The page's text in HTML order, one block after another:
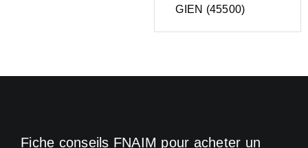
GIEN (45500)
Fiche conseils FNAIM pour acheter un